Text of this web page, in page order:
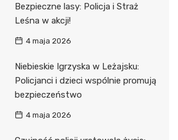
Bezpieczne lasy: Policja i Straż
Leśna w akcji!
4 maja 2026
Niebieskie Igrzyska w Leżajsku:
Policjanci i dzieci wspólnie promują
bezpieczeństwo
4 maja 2026